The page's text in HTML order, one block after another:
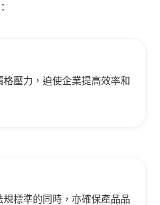
壓力，迫使企業提高效率和
標準的同時，亦確保產品品